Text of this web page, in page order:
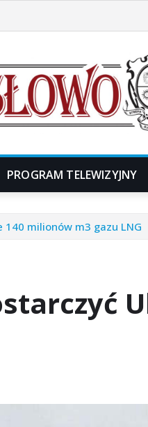
PROGRAM TELEWIZYJNY
milionów m3 gazu LNG